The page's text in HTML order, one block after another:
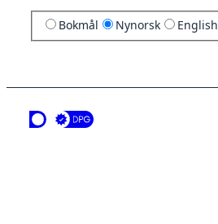
Bokmål Nynorsk English